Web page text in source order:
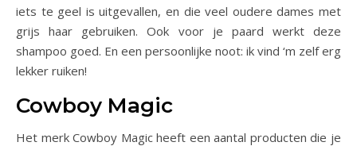
iets te geel is uitgevallen, en die veel oudere dames met
grijs haar gebruiken. Ook voor je paard werkt deze
shampoo goed. En een persoonlijke noot: ik vind ‘m zelf erg
lekker ruiken!
Cowboy Magic
Het merk Cowboy Magic heeft een aantal producten die je